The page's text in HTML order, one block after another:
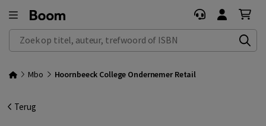
Zoek op titel, auteur, trefwoord of ISBN
Mbo Hoornbeeck College Ondernemer Retail
Terug